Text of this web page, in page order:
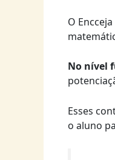
O
No nível
Esses
o aluno